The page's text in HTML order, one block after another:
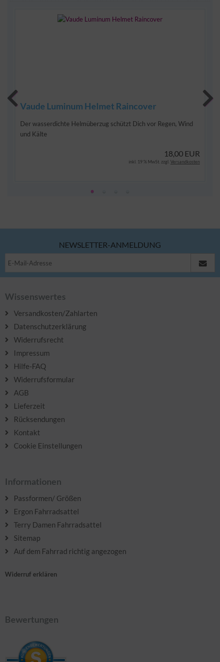
Vaude Luminum Helmet Raincover
Der wasserdichte Helmüberzug schützt Dich vor Regen, Wind
und Kälte
18,00 EUR
inkl. 19 % MwSt. zzgl. Versandkosten
NEWSLETTER-ANMELDUNG
Wissenswertes
Versandkosten/Zahlarten
Datenschutzerklärung
Widerrufsrecht
Impressum
Hilfe-FAQ
Widerrufsformular
AGB
Lieferzeit
Rücksendungen
Kontakt
Cookie Einstellungen
Informationen
Passformen/ Größen
Ergon Fahrradsattel
Terry Damen Fahrradsattel
Sitemap
Auf dem Fahrrad richtig angezogen
Widerruf erklären
Bewertungen